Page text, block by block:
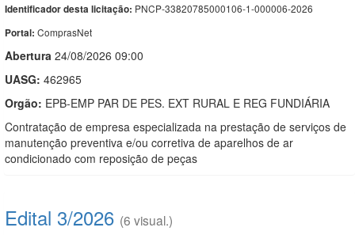
Identificador desta licitação: PNCP-33820785000106-1-000006-2026
Portal: ComprasNet
Abertura 24/08/2026 09:00
UASG: 462965
Orgão: EPB-EMP PAR DE PES. EXT RURAL E REG FUNDIÁRIA
Contratação de empresa especializada na prestação de serviços de
manutenção preventiva e/ou corretiva de aparelhos de ar
condicionado com reposição de peças
Edital 3/2026 (6 visual.)